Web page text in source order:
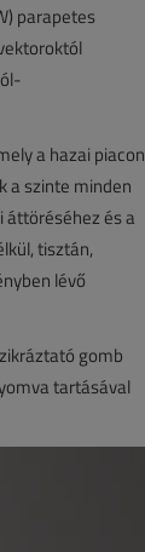
parapetes
a hazai piacon
a szinte minden
áttöréséhez és a
tisztán,
lévő
gomb
tartásával